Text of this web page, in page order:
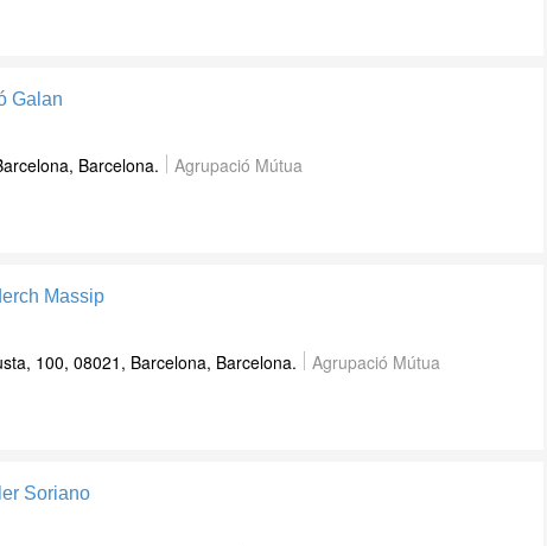
Galan
Barcelona. Agrupació Mútua
Massip
100, 08021, Barcelona, Barcelona. Agrupació Mútua
Soriano